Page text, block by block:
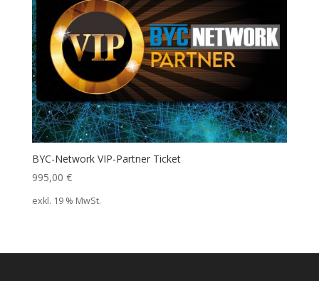
BYC-Network VIP-Partner Ticket
995,00 €
exkl. 19 % MwSt.